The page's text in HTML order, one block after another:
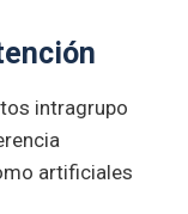
intragrupo
artificiales